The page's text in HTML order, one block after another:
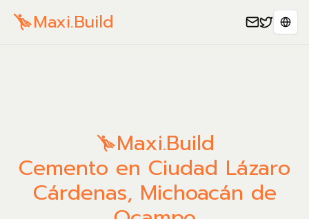
Maxi.Build
Maxi.Build
Cemento en Ciudad Lázaro
Cárdenas, Michoacán de